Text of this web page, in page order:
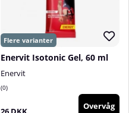
Enervit Isotonic Gel, 60 ml
Enervit
0
Overvåg